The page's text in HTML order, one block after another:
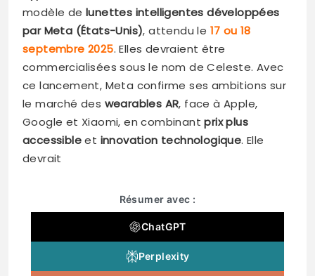
modèle delunettes intelligentes développées
par Meta (États-Unis), attendu le 17 ou 18
septembre 2025. Elles devraient être
commercialisées sous le nom de Celeste. Avec
ce lancement, Meta confirme ses ambitions sur
le marché des wearables AR, face à Apple,
Google et Xiaomi, en combinantprix plus
accessibleet innovation technologique. Elle
devrait
Résumer avec :
ChatGPT
Perplexity